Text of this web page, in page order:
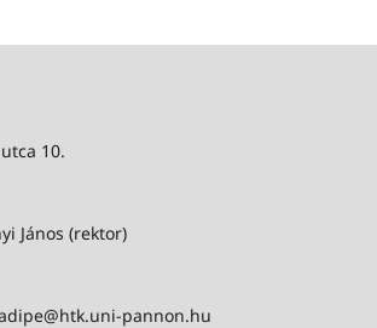
10.
János (rektor)
pannon.hu